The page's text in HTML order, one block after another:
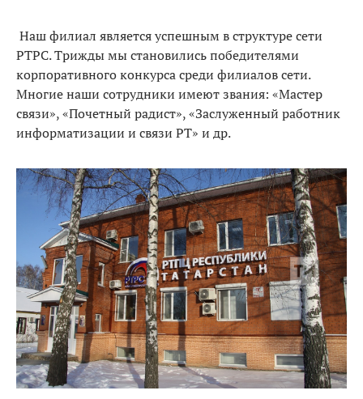
Наш филиал является успешным в структуре сети
РТРС. Трижды мы становились победителями
корпоративного конкурса среди филиалов сети.
Многие наши сотрудники имеют звания: «Мастер
связи», «Почетный радист», «Заслуженный работник
информатизации и связи РТ» и др.